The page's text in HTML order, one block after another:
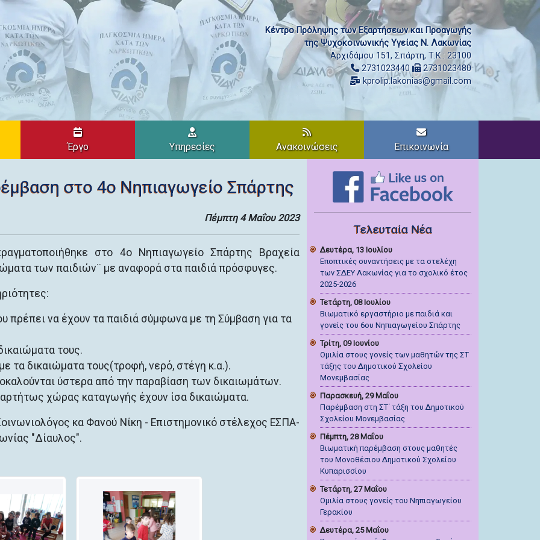
Κέντρο Πρόληψης των Εξαρτήσεων και Προαγωγής
της Ψυχοκοινωνικής Υγείας Ν. Λακωνίας
Αρχιδάμου 151, Σπάρτη, Τ.Κ.: 23100
2731023440
2731023480
kprolip.lakonias@gmail.com
Έργο Υπηρεσίες Ανακοινώσεις Επικοινωνία
στο 4ο Νηπιαγωγείο Σπάρτης
Πέμπτη 4 Μαΐου 2023
στο 4ο Νηπιαγωγείο Σπάρτης Βραχεία
των παιδιών¨ με αναφορά στα παιδιά πρόσφυγες.
πρέπει να έχουν τα παιδιά σύμφωνα με τη Σύμβαση για τα
τους.
τα δικαιώματα τους(τροφή, νερό, στέγη κ.α.).
ύστερα από την παραβίαση των δικαιωμάτων.
χώρας καταγωγής έχουν ίσα δικαιώματα.
κα Φανού Νίκη - Επιστημονικό στέλεχος ΕΣΠΑ-
"Δίαυλος".
Τελευταία Νέα
Δευτέρα, 13 Ιουλίου
Εποπτικές συναντήσεις με τα στελέχη
των ΣΔΕΥ Λακωνίας για το σχολικό έτος
2025-2026
Τετάρτη, 08 Ιουλίου
Βιωματικό εργαστήριο με παιδιά και
γονείς του 6ου Νηπιαγωγείου Σπάρτης
Τρίτη, 09 Ιουνίου
Ομιλία στους γονείς των μαθητών της ΣΤ
τάξης του Δημοτικού Σχολείου
Μονεμβασίας
Παρασκευή, 29 Μαΐου
Παρέμβαση στη ΣΤ΄ τάξη του Δημοτικού
Σχολείου Μονεμβασίας
Πέμπτη, 28 Μαΐου
Βιωματική παρέμβαση στους μαθητές
του Μονοθέσιου Δημοτικού Σχολείου
Κυπαρισσίου
Τετάρτη, 27 Μαΐου
Ομιλία στους γονείς του Νηπιαγωγείου
Γερακίου
Δευτέρα, 25 Μαΐου